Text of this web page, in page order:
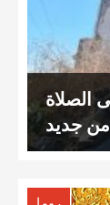
الصلاة
من جديد